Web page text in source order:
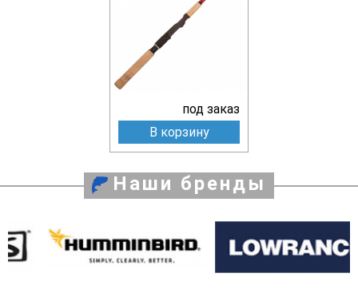
под заказ
В корзину
Наши бренды